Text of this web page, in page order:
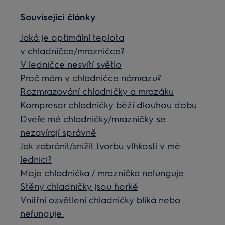
Související články
Jaká je optimální teplota
v chladničce/mrazničce?
V ledničce nesvítí světlo
Proč mám v chladničce námrazu?
Rozmrazování chladničky a mrazáku
Kompresor chladničky běží dlouhou dobu
Dveře mé chladničky/mrazničky se
nezavírají správně
Jak zabránit/snížit tvorbu vlhkosti v mé
lednici?
Moje chladnička / mraznička nefunguje
Stěny chladničky jsou horké
Vnitřní osvětlení chladničky bliká nebo
nefunguje.